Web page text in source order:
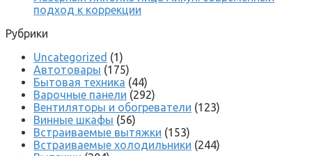
подход к коррекции
Рубрики
Uncategorized (1)
Автотовары (175)
Бытовая техника (44)
Варочные панели (292)
Вентиляторы и обогреватели (123)
Винные шкафы (56)
Встраиваемые вытяжки (153)
Встраиваемые холодильники (244)